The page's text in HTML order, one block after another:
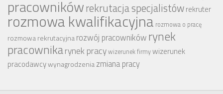
pracownikówrekrutacja specjalistówrekruter
rozmowa kwalifikacyjna rozmowa o pracę
rozmowa rekrutacyjnarozwój pracowników rynek
pracownikarynek pracywizerunek firmywizerunek
pracodawcywynagrodzeniazmiana pracy